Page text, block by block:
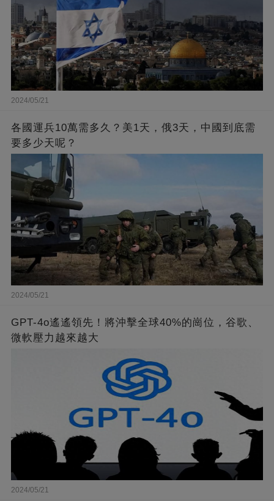
2024/05/21
各國運兵10萬需多久？美1天，俄3天，中國到底需
要多少天呢？
2024/05/21
GPT-4o遙遙領先！將沖擊全球40%的崗位，谷歌、
微軟壓力越來越大
2024/05/21